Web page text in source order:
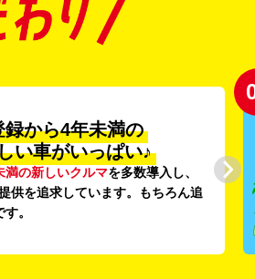
利便性抜群★
1,500店舗を展開
に1,500店舗を展開し、駅チカ・
や24時間営業店舗で、いつでもど
利用いただける利便性にこだわっ